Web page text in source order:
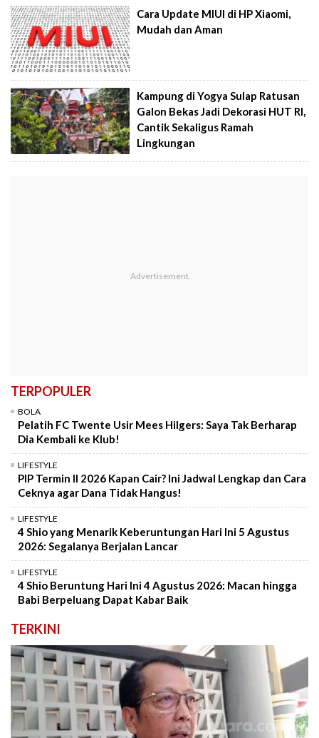
Cara Update MIUI di HP Xiaomi,
Mudah dan Aman
Kampung di Yogya Sulap Ratusan
Galon Bekas Jadi Dekorasi HUT RI,
Cantik Sekaligus Ramah
Lingkungan
TERPOPULER
BOLA
Pelatih FC Twente Usir Mees Hilgers: Saya Tak Berharap
Dia Kembali ke Klub!
LIFESTYLE
PIP Termin II 2026 Kapan Cair? Ini Jadwal Lengkap dan Cara
Ceknya agar Dana Tidak Hangus!
LIFESTYLE
4 Shio yang Menarik Keberuntungan Hari Ini 5 Agustus
2026: Segalanya Berjalan Lancar
LIFESTYLE
4 Shio Beruntung Hari Ini 4 Agustus 2026: Macan hingga
Babi Berpeluang Dapat Kabar Baik
TERKINI